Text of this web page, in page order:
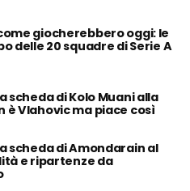
giocherebbero oggi: le
delle 20 squadre di Serie A
scheda di Kolo Muani alla
è Vlahovic ma piace così
scheda di Amondarain al
e ripartenze da